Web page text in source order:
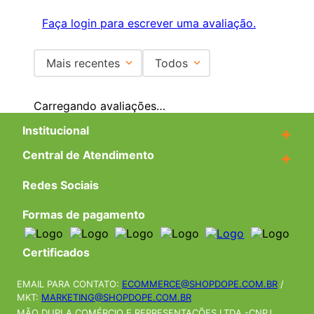
Faça login para escrever uma avaliação.
Mais recentes Todos
Carregando avaliações…
Institucional
+
Central de Atendimento +
Redes Sociais
Formas de pagamento
Certificados
EMAIL PARA CONTATO: ECOMMERCE@SHOPDOPE.COM.BR /
MKT: MARKETING@SHOPDOPE.COM.BR